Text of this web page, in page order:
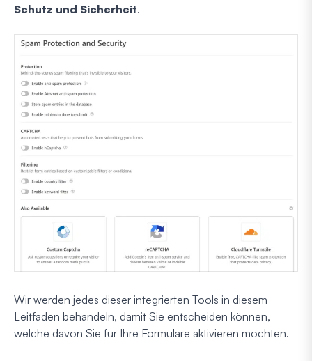
Schutz und Sicherheit.
Wir werden jedes dieser integrierten Tools in diesem
Leitfaden behandeln, damit Sie entscheiden können,
welche davon Sie für Ihre Formulare aktivieren möchten.